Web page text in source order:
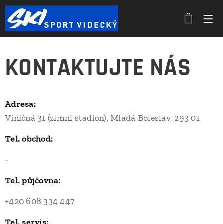
KONTAKTUJTE NÁS
Adresa:
Viničná 31 (zimní stadion), Mladá Boleslav, 293 01
Tel. obchod:
-
Tel. půjčovna:
+420 608 334 447